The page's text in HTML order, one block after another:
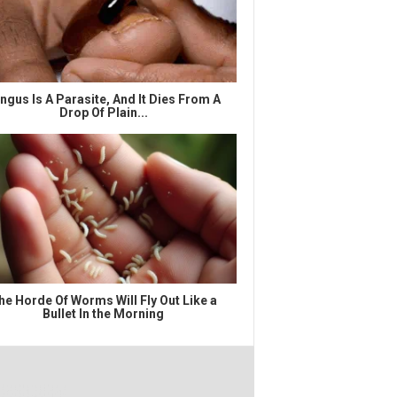
Is A Parasite, And It Dies From A
Drop Of Plain...
Horde Of Worms Will Fly Out Like a
Bullet In the Morning